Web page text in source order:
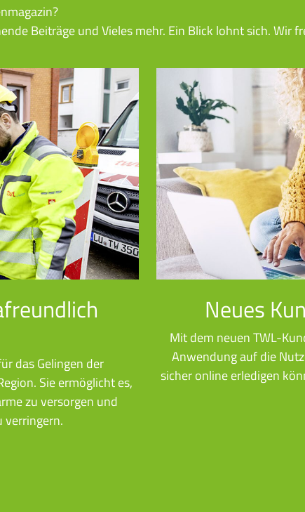
Beiträge und Vieles mehr. Ein Blick lohnt sich. Wir
das Gelingen der
Sie ermöglicht es,
zu versorgen und
verringern.
Neues
Mit dem neuen TWL-
Anwendung auf die
sicher online erledigen